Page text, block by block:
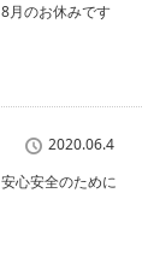
8月のお休みです
2020.06.4
安心安全のために